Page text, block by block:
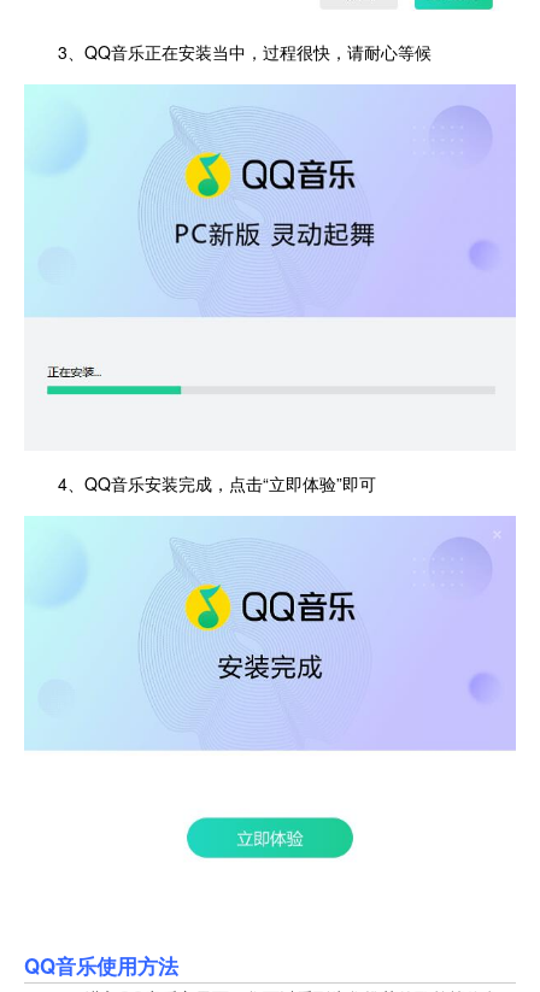
3、QQ音乐正在安装当中，过程很快，请耐心等候
4、QQ音乐安装完成，点击“立即体验”即可
QQ音乐使用方法